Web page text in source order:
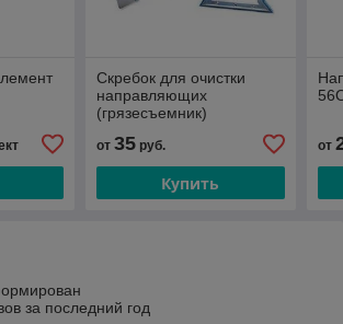
Скребок для очистки
направляющих
(грязесъемник)
от 35руб.
Купить
от
за последний год